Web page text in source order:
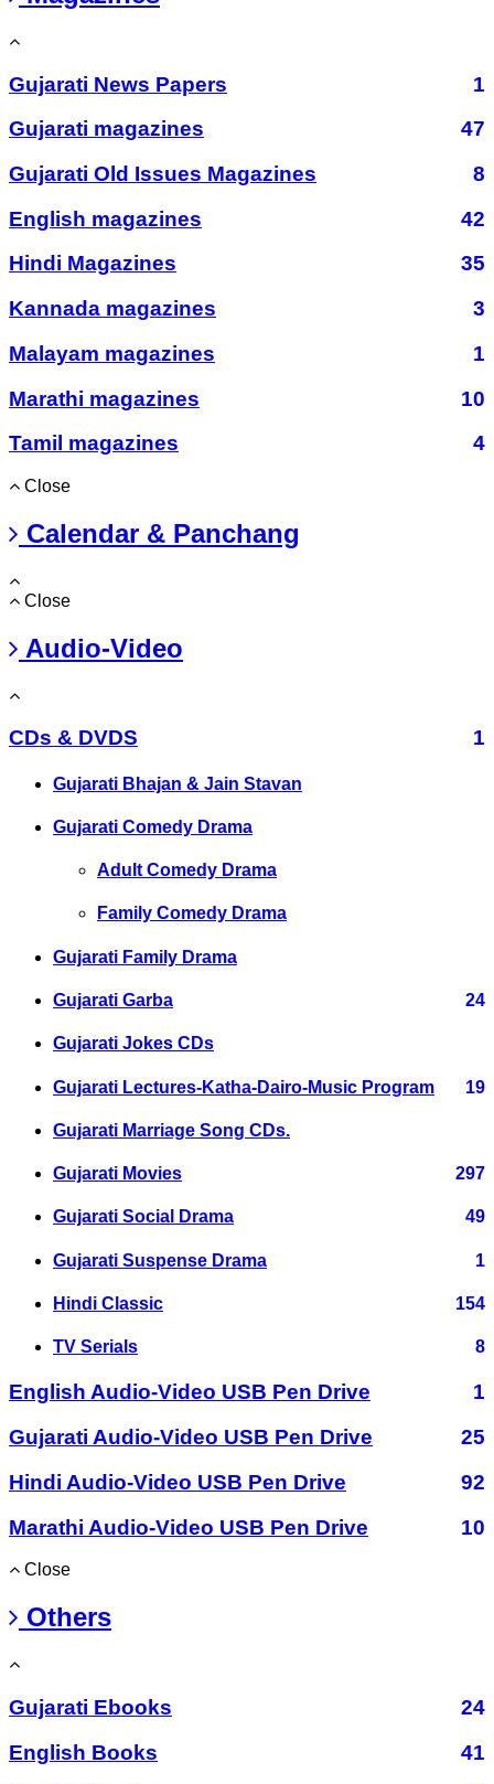
Gujarati News Papers
1
Gujarati magazines
47
Gujarati Old Issues Magazines
8
English magazines
42
Hindi Magazines
35
Kannada magazines
3
Malayam magazines
1
Marathi magazines
10
Tamil magazines
4
Close
Calendar & Panchang
Close
Audio-Video
CDs & DVDS 1
Gujarati Bhajan & Jain Stavan
Gujarati Comedy Drama
Adult Comedy Drama
Family Comedy Drama
Gujarati Family Drama
Gujarati Garba 24
Gujarati Jokes CDs
Gujarati Lectures-Katha-Dairo-Music Program 19
Gujarati Marriage Song CDs.
Gujarati Movies 297
Gujarati Social Drama 49
Gujarati Suspense Drama 1
Hindi Classic 154
TV Serials 8
English Audio-Video USB Pen Drive
1
Gujarati Audio-Video USB Pen Drive
25
Hindi Audio-Video USB Pen Drive
92
Marathi Audio-Video USB Pen Drive
10
Close
Others
Gujarati Ebooks
24
English Books
41